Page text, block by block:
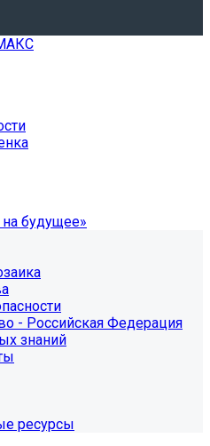
будущее»
- Российская Федерация
знаний
ресурсы